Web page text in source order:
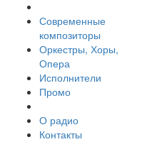
Современные
композиторы
Оркестры, Хоры,
Опера
Исполнители
Промо
О радио
Контакты